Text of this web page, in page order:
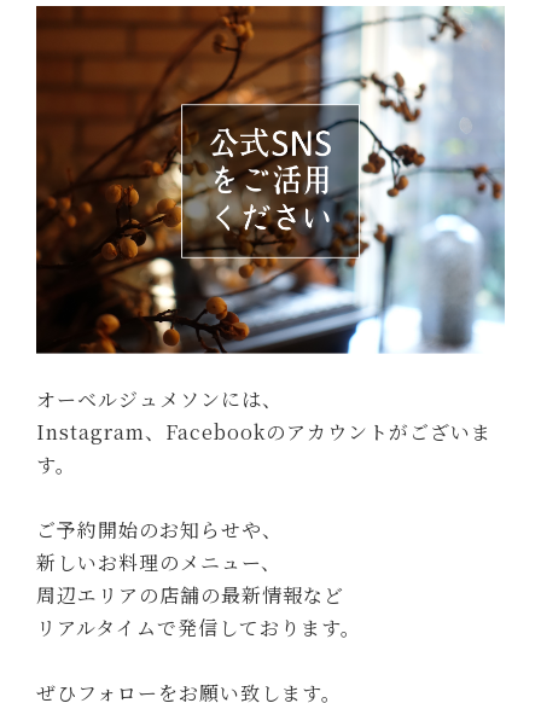
オーベルジュメソンには、
Instagram、Facebookのアカウントがございま
す。
ご予約開始のお知らせや、
新しいお料理のメニュー、
周辺エリアの店舗の最新情報など
リアルタイムで発信しております。
ぜひフォローをお願い致します。